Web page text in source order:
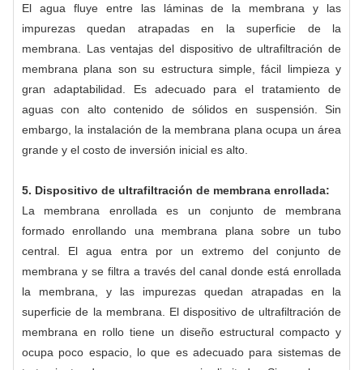
El agua fluye entre las láminas de la membrana y las
impurezas quedan atrapadas en la superficie de la
membrana. Las ventajas del dispositivo de ultrafiltración de
membrana plana son su estructura simple, fácil limpieza y
gran adaptabilidad. Es adecuado para el tratamiento de
aguas con alto contenido de sólidos en suspensión. Sin
embargo, la instalación de la membrana plana ocupa un área
grande y el costo de inversión inicial es alto.
5. Dispositivo de ultrafiltración de membrana enrollada:
La membrana enrollada es un conjunto de membrana
formado enrollando una membrana plana sobre un tubo
central. El agua entra por un extremo del conjunto de
membrana y se filtra a través del canal donde está enrollada
la membrana, y las impurezas quedan atrapadas en la
superficie de la membrana. El dispositivo de ultrafiltración de
membrana en rollo tiene un diseño estructural compacto y
ocupa poco espacio, lo que es adecuado para sistemas de